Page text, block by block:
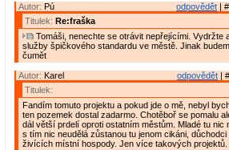
odpovědět |
Autor: Pú
Titulek: Re:fraška
Tomáši, nenechte se otrávit nepřejícími. Vydržte
služby špičkového standardu ve městě. Jinak
čumět
odpovědět |
Autor: Karel
Titulek:
Fandím tomuto projektu a pokud jde o mě, nebyl
ten pozemek dostal zadarmo. Chotěboř se pomalu
dál větší prdelí oproti ostatním městům. Mladé tu nic
s tím nic neudělá zůstanou tu jenom cikáni,
živících místní hospody. Jen více takových projektů.